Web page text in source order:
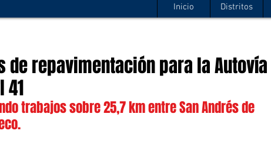
Inicio Distritos
de repavimentación para la Autovía
41
trabajos sobre 25,7 km entre San Andrés de